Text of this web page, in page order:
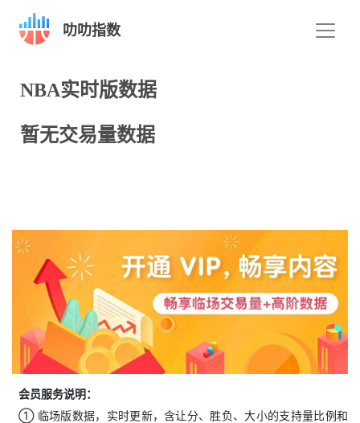
叻叻指数
NBA实时版数据
暂无交易量数据
会员服务说明：
① 临场版数据，实时更新，含让分、胜负、大小的支持量比例和